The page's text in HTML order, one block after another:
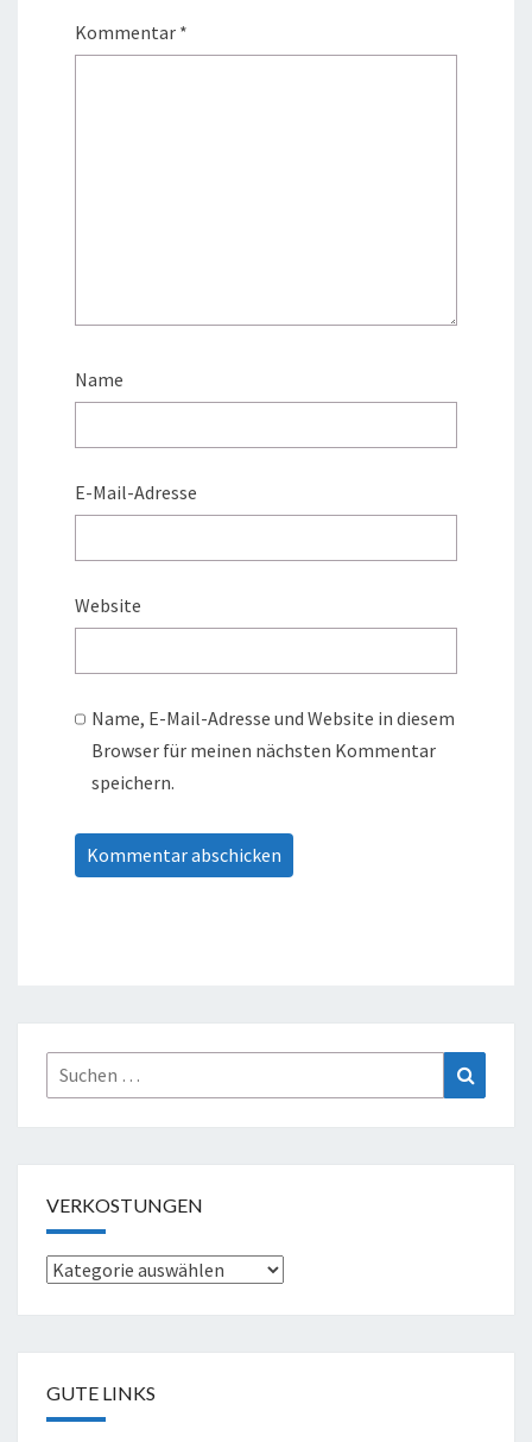
Kommentar *
Name
E-Mail-Adresse
Website
Name, E-Mail-Adresse und Website in diesem
Browser für meinen nächsten Kommentar
speichern.
Suche
nach:
VERKOSTUNGEN
Verkostungen
GUTE LINKS